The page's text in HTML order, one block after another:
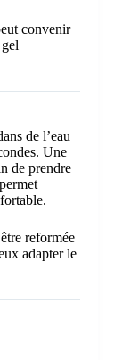
convenir
de l’eau
Une
de prendre
reformée
adapter le